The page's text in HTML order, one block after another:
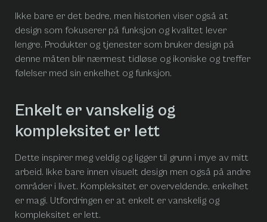
Ikke bare er det bedre, men historien viser også at
design som fokuserer på funksjon og kvalitet lever
lengre. Produkter og tjenester som bruker design på
denne måten blir nærmest tidløse og ikoniske og treffer
følelser med sin enkelhet og funksjon.
Enkelt er vanskelig og
kompleksitet er lett
Dette inspirer meg veldig og ligger til grunn i mye av mitt
arbeid. Ikke bare innen visuelt design men også på andre
områder i livet. Kompleksitet er overveldende, enkelhet
er magi. Utfordringen er at enkelt er vanskelig og
kompleksitet er lett.